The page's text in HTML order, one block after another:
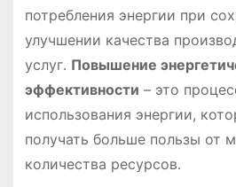
потребления энергии при
улучшении качества
услуг․ Повышение
эффективности – это
использования энергии,
получать больше пользы от
количества ресурсов․